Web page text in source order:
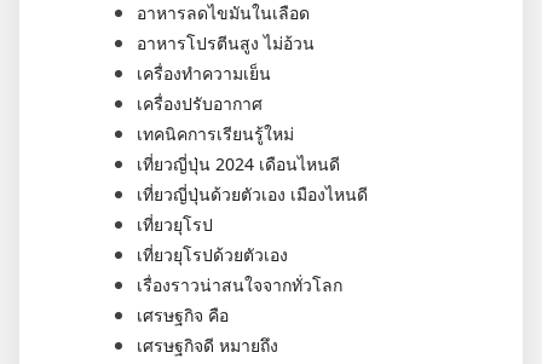
อาหารลดไขมันในเลือด
อาหารโปรตีนสูง ไม่อ้วน
เครื่องทำความเย็น
เครื่องปรับอากาศ
เทคนิคการเรียนรู้ใหม่
เที่ยวญี่ปุ่น 2024 เดือนไหนดี
เที่ยวญี่ปุ่นด้วยตัวเอง เมืองไหนดี
เที่ยวยุโรป
เที่ยวยุโรปด้วยตัวเอง
เรื่องราวน่าสนใจจากทั่วโลก
เศรษฐกิจ คือ
เศรษฐกิจดี หมายถึง